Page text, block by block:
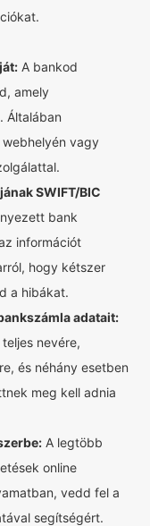
A bankod
amely
Általában
vagy
SWIFT/BIC
bank
információt
hogy kétszer
a hibákat.
adatait:
nevére,
és néhány esetben
meg kell adnia
A legtöbb
online
vedd fel a
segítségért.